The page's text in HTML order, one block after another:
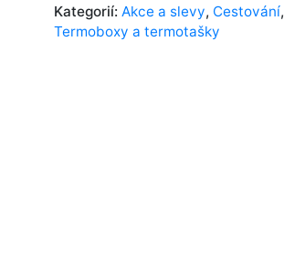
Kategorií: Akce a slevy, Cestování,
Termoboxy a termotašky